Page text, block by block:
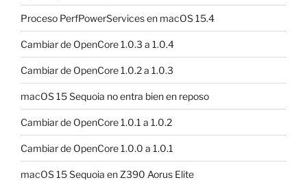
Proceso PerfPowerServices en macOS 15.4
Cambiar de OpenCore 1.0.3 a 1.0.4
Cambiar de OpenCore 1.0.2 a 1.0.3
macOS 15 Sequoia no entra bien en reposo
Cambiar de OpenCore 1.0.1 a 1.0.2
Cambiar de OpenCore 1.0.0 a 1.0.1
macOS 15 Sequoia en Z390 Aorus Elite